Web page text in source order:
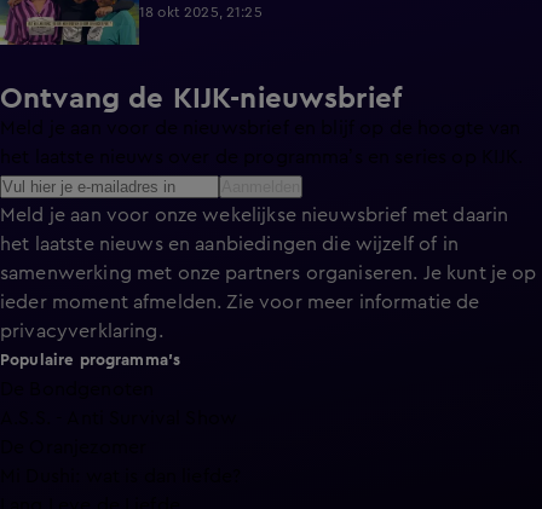
18 okt 2025, 21:25
Ontvang de KIJK-nieuwsbrief
Meld je aan voor de nieuwsbrief en blijf op de hoogte van
het laatste nieuws over de programma’s en series op KIJK.
Meld je aan voor onze wekelijkse nieuwsbrief met daarin
het laatste nieuws en aanbiedingen die wijzelf of in
samenwerking met onze partners organiseren. Je kunt je op
ieder moment afmelden. Zie voor meer informatie de
privacyverklaring.
Populaire programma's